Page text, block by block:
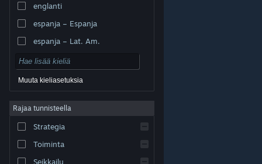
© Valve Corporation. Kaikki oikeudet pidätetään. Kaikki
Yhdysvalloissa ja kaikkialla maailmassa.
Helppokäyttötoiminnot
Hyvitykset|Evästeet
englanti
espanja – Espanja
espanja – Lat. Am.
Muuta kieliasetuksia
Rajaa tunnisteella
Strategia
Toiminta
Seikkailu